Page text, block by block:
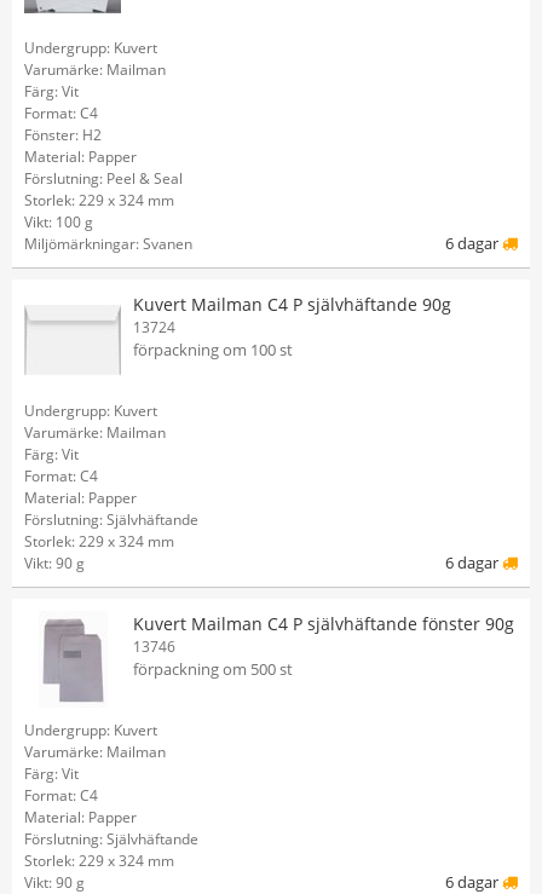
Undergrupp: Kuvert
Varumärke: Mailman
Färg: Vit
Format: C4
Fönster: H2
Material: Papper
Förslutning: Peel & Seal
Storlek: 229 x 324 mm
Vikt: 100 g
Miljömärkningar: Svanen
6 dagar
Kuvert Mailman C4 P självhäftande 90g
13724
förpackning om 100 st
Undergrupp: Kuvert
Varumärke: Mailman
Färg: Vit
Format: C4
Material: Papper
Förslutning: Självhäftande
Storlek: 229 x 324 mm
Vikt: 90 g
6 dagar
Kuvert Mailman C4 P självhäftande fönster 90g
13746
förpackning om 500 st
Undergrupp: Kuvert
Varumärke: Mailman
Färg: Vit
Format: C4
Material: Papper
Förslutning: Självhäftande
Storlek: 229 x 324 mm
Vikt: 90 g
6 dagar